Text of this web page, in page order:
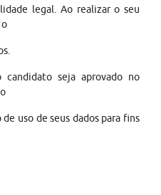
legal. Ao realizar o seu
candidato seja aprovado no
uso de seus dados para fins